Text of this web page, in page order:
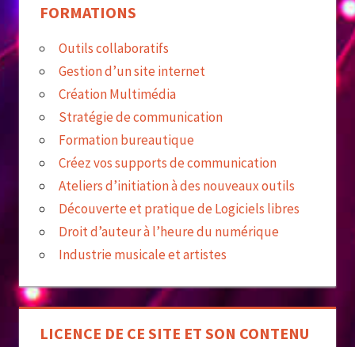
FORMATIONS
Outils collaboratifs
Gestion d’un site internet
Création Multimédia
Stratégie de communication
Formation bureautique
Créez vos supports de communication
Ateliers d’initiation à des nouveaux outils
Découverte et pratique de Logiciels libres
Droit d’auteur à l’heure du numérique
Industrie musicale et artistes
LICENCE DE CE SITE ET SON CONTENU